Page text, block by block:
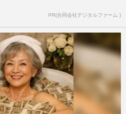
PR(合同会社デジタルファーム )